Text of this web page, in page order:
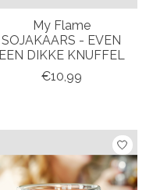
My Flame
SOJAKAARS - EVEN
EEN DIKKE KNUFFEL
€10,99